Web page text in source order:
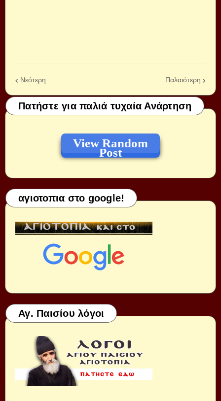
Νεότερη Παλαιότερη
Πατήστε για παλιά τυχαία Ανάρτηση
View Random
Post
αγιοτοπια στο google!
Αγ. Παισίου λόγοι